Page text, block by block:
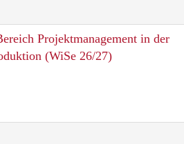
Projektmanagement in der
(WiSe 26/27)